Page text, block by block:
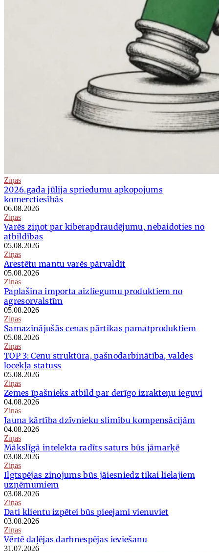
Ziņas
2026.gada jūlija spriedumu apkopojums
komerctiesībās
06.08.2026
Ziņas
Varēs ziņot par kiberapdraudējumu, nebaidoties no
atbildības
05.08.2026
Ziņas
Arestētu mantu varēs pārvaldīt
05.08.2026
Ziņas
Paplašina importa aizliegumu produktiem no
agresorvalstīm
05.08.2026
Ziņas
Samazinājušās cenas pārtikas pamatproduktiem
05.08.2026
Ziņas
TOP 3: Cenu struktūra, pašnodarbinātība, valdes
locekļa statuss
05.08.2026
Ziņas
Zemes īpašnieks atbild par derīgo izrakteņu ieguvi
04.08.2026
Ziņas
Jauna kārtība dzīvnieku slimību kompensācijām
04.08.2026
Ziņas
Mākslīgā intelekta radīts saturs būs jāmarķē
03.08.2026
Ziņas
Ilgtspējas ziņojums būs jāiesniedz tikai lielajiem
uzņēmumiem
03.08.2026
Ziņas
Dati klientu izpētei būs pieejami vienuviet
03.08.2026
Ziņas
Vērtē daļējas darbnespējas ieviešanu
31.07.2026